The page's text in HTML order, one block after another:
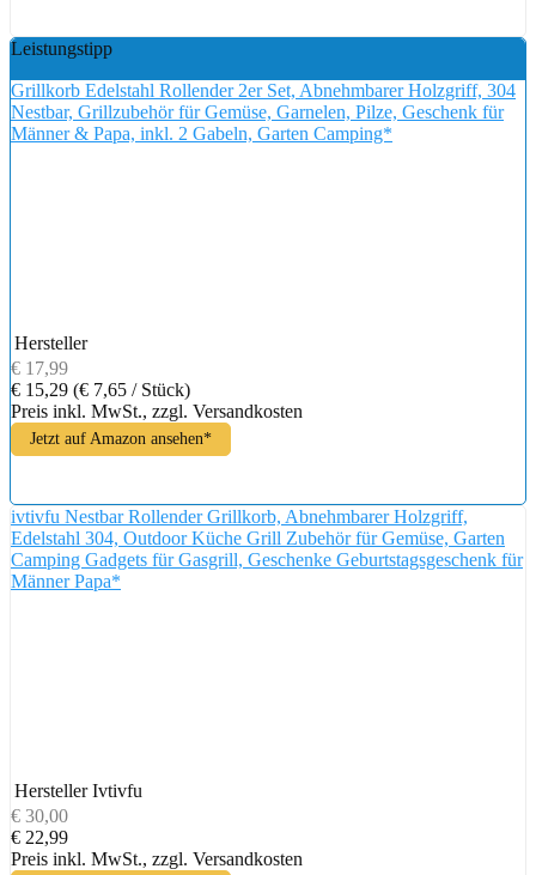
Leistungstipp
Grillkorb Edelstahl Rollender 2er Set, Abnehmbarer Holzgriff, 304
Nestbar, Grillzubehör für Gemüse, Garnelen, Pilze, Geschenk für
Männer & Papa, inkl. 2 Gabeln, Garten Camping*
Hersteller
€ 17,99
€ 15,29 (€ 7,65 / Stück)
Preis inkl. MwSt., zzgl. Versandkosten
Jetzt auf Amazon ansehen*
ivtivfu Nestbar Rollender Grillkorb, Abnehmbarer Holzgriff,
Edelstahl 304, Outdoor Küche Grill Zubehör für Gemüse, Garten
Camping Gadgets für Gasgrill, Geschenke Geburtstagsgeschenk für
Männer Papa*
Hersteller Ivtivfu
€ 30,00
€ 22,99
Preis inkl. MwSt., zzgl. Versandkosten